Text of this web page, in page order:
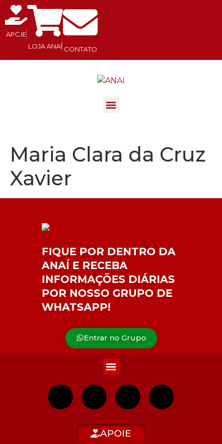
APOIE
LOJA ANAÍ CONTATO
Maria Clara da Cruz
Xavier
FIQUE POR DENTRO DA
ANAÍ E RECEBA
INFORMAÇÕES DIÁRIAS
POR NOSSO GRUPO DE
WHATSAPP!
Entrar no Grupo
APOIE